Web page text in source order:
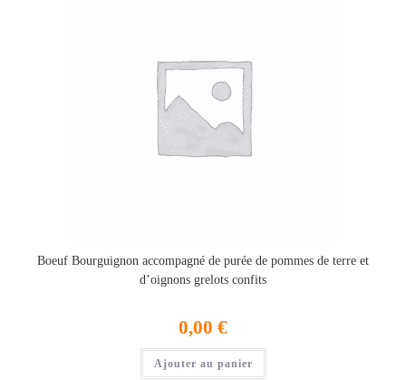
Boeuf Bourguignon accompagné de purée de pommes de terre et
d’oignons grelots confits
0,00 €
Ajouter au panier